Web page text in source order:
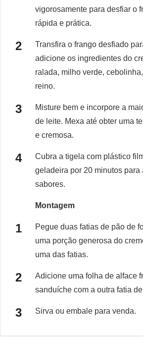
vigorosamente para desfiar o
rápida e prática.
Transfira o frango desfiado
adicione os ingredientes do
ralada, milho verde,
reino.
Misture bem e incorpore a
de leite. Mexa até obter uma
e cremosa.
Cubra a tigela com plástico
geladeira por 20 minutos para
sabores.
Montagem
Pegue duas fatias de pão de
uma porção generosa do
uma das fatias.
Adicione uma folha de alface
sanduíche com a outra fatia
Sirva ou embale para venda.